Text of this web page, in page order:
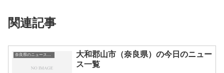
関連記事
奈良県のニュース一覧
大和郡山市（奈良県）の今日のニュー
ス一覧